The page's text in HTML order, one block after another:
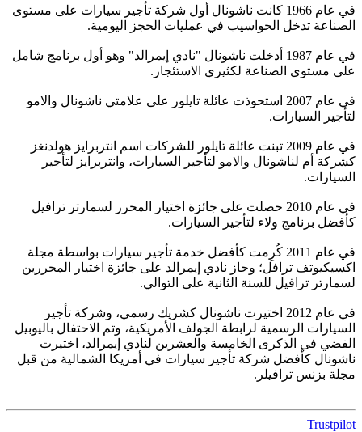
في عام 1966 كانت ناشونال أول شركة تأجير سيارات على مستوى
الصناعة تدخل الحواسيب في عمليات الحجز اليومية.
في عام 1987 أدخلت ناشونال "نادي إيمرالد" وهو أول برنامج شامل
على مستوى الصناعة لكثيري الاستئجار.
في عام 2007 استحوذت عائلة تايلور على علامتي ناشونال والامو
لتأجير السيارات.
في عام 2009 تبنت عائلة تايلور للشركات اسم انتربرايز هولدنغز
كشركة أم لناشونال والامو لتأجير السيارات، وانتربرايز لتأجير
السيارات.
في عام 2010 حصلت على جائزة اختيار المحرر لسمارتر ترافيل
كأفضل برنامج ولاء لتأجير السيارات.
في عام 2011 كُرِمت كأفضل خدمة تأجير سيارات بواسطة مجلة
اكسيكيوتف ترافل؛ وحاز نادي إيمرالد على جائزة اختيار المحررين
لسمارتر ترافيل للسنة الثانية على التوالي.
في عام 2012 اختيرت ناشونال كشريك رسمي، وشركة تأجير
السيارات الرسمية لرابطة الجولف الأمريكية، وتم الاحتفال باليوبيل
الفضي في الذكرى الخامسة والعشرين لنادي إيمرالد، اختيرت
ناشونال كأفضل شركة تأجير سيارات في أمريكا الشمالية من قبل
مجلة بزنس ترافيلر.
Trustpilot